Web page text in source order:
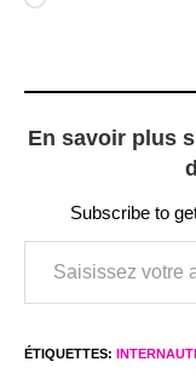
En savoir plus
Subscribe to
Saisissez votre adresse e-mail…
ÉTIQUETTES: